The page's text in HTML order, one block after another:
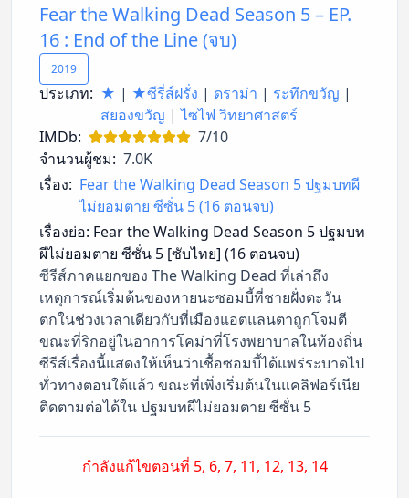
Fear the Walking Dead Season 5 – EP.
16 : End of the Line (จบ)
2019
ประเภท: ★ | ★ซีรี่ส์ฝรั่ง | ดราม่า | ระทึกขวัญ |
สยองขวัญ |ไซไฟ วิทยาศาสตร์
IMDb:
7/10
จำนวนผู้ชม: 7.0K
เรื่อง: Fear the Walking Dead Season 5 ปฐมบทผี
ไม่ยอมตาย ซีซั่น 5 (16 ตอนจบ)
เรื่องย่อ: Fear the Walking Dead Season 5 ปฐมบท
ผีไม่ยอมตาย ซีซั่น 5 [ซับไทย] (16 ตอนจบ)
ซีรีส์ภาคแยกของ The Walking Dead ที่เล่าถึง
เหตุการณ์เริ่มต้นของหายนะซอมบี้ที่ชายฝั่งตะวัน
ตกในช่วงเวลาเดียวกับที่เมืองแอตแลนตาถูกโจมตี
ขณะที่ริกอยู่ในอาการโคม่าที่โรงพยาบาลในท้องถิ่น
ซีรีส์เรื่องนี้แสดงให้เห็นว่าเชื้อซอมบี้ได้แพร่ระบาดไป
ทั่วทางตอนใต้แล้ว ขณะที่เพิ่งเริ่มต้นในแคลิฟอร์เนีย
ติดตามต่อได้ใน ปฐมบทผีไม่ยอมตาย ซีซั่น 5
กำลังแก้ไขตอนที่ 5, 6, 7, 11, 12, 13, 14